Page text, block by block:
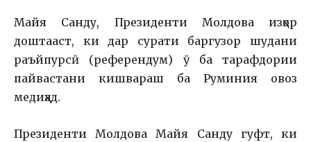
Майя Санду, Президенти Молдова изҳор
доштааст, ки дар сурати баргузор шудани
раъйпурсӣ (референдум) ӯ ба тарафдории
пайвастани кишвараш ба Руминия овоз
медиҳад.
Президенти Молдова Майя Санду гуфт, ки